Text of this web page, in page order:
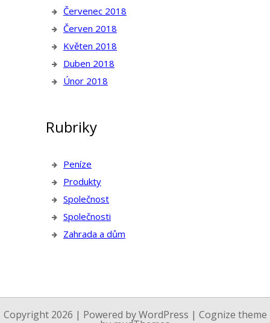
Červenec 2018
Červen 2018
Květen 2018
Duben 2018
Únor 2018
Rubriky
Peníze
Produkty
Společnost
Společnosti
Zahrada a dům
Copyright 2026 | Powered byWordPress | Cognize theme